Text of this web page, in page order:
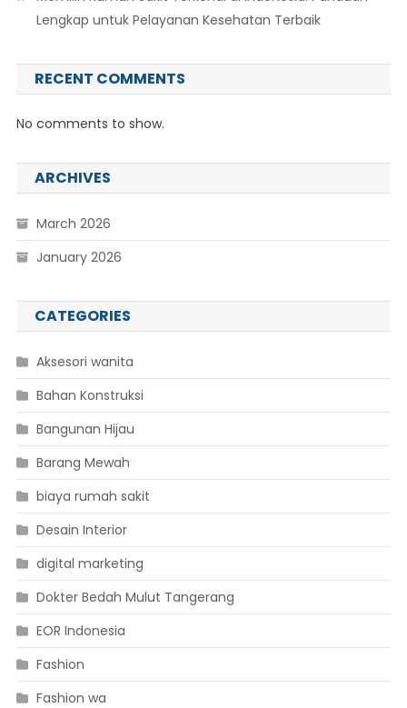
Lengkap untuk Pelayanan Kesehatan Terbaik
RECENT COMMENTS
No comments to show.
ARCHIVES
March 2026
January 2026
CATEGORIES
Aksesori wanita
Bahan Konstruksi
Bangunan Hijau
Barang Mewah
biaya rumah sakit
Desain Interior
digital marketing
Dokter Bedah Mulut Tangerang
EOR Indonesia
Fashion
Fashion wa